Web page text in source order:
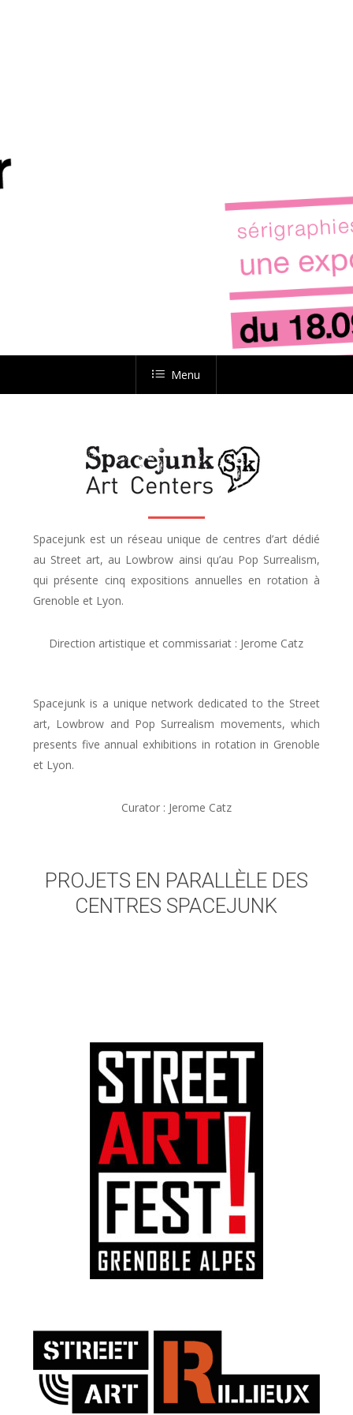
Menu
Spacejunk est un réseau unique de centres d’art dédié
au Street art, au Lowbrow ainsi qu’au Pop Surrealism,
qui présente cinq expositions annuelles en rotation à
Grenoble et Lyon.
Direction artistique et commissariat : Jerome Catz
Spacejunk is a unique network dedicated to the Street
art, Lowbrow and Pop Surrealism movements, which
presents five annual exhibitions in rotation in Grenoble
et Lyon.
Curator : Jerome Catz
PROJETS EN PARALLÈLE DES
CENTRES SPACEJUNK